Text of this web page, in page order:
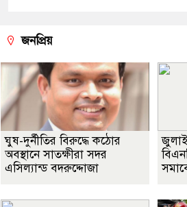
জনপ্রিয়
ঘুষ-দুর্নীতির বিরুদ্ধে কঠোর
অবস্থানে সাতক্ষীরা সদর
এসিল্যান্ড বদরুদ্দোজা